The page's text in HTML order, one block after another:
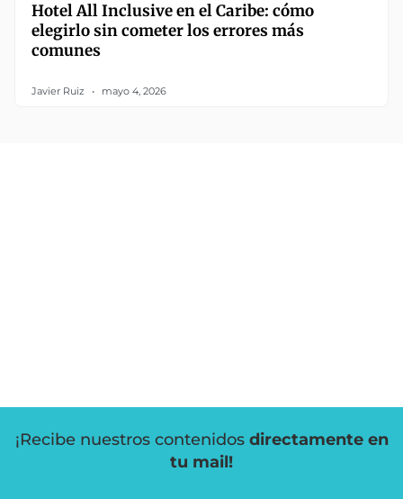
Hotel All Inclusive en el Caribe: cómo
elegirlo sin cometer los errores más
comunes
Javier Ruiz mayo 4, 2026
¡Recibe nuestros contenidos directamente en
tu mail!